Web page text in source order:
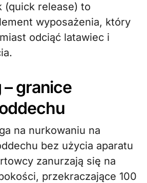
(quick release) to
wyposażenia, który
odciąć latawiec i
granice
na nurkowaniu na
bez użycia aparatu
zanurzają się na
przekraczające 100